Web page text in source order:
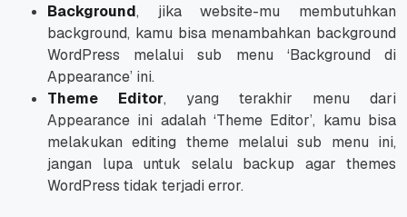
Background, jikawebsite-mu membutuhkan
background, kamu bisa menambahkan background
WordPress melalui sub menu ‘Background di
Appearance’ ini.
Theme Editor, yang terakhir menu dari
Appearance ini adalah ‘Theme Editor’, kamu bisa
melakukan editing theme melalui sub menu ini,
jangan lupa untuk selalu backup agar themes
WordPress tidak terjadi error.